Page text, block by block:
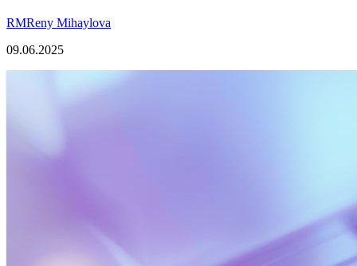
RMReny Mihaylova
09.06.2025